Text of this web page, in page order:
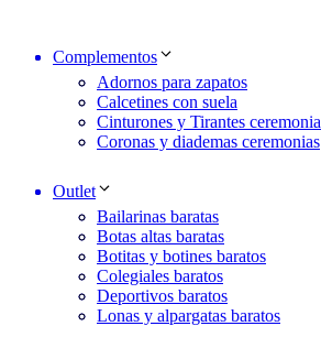
Complementos
Adornos para zapatos
Calcetines con suela
Cinturones y Tirantes ceremonia
Coronas y diademas ceremonias
Outlet
Bailarinas baratas
Botas altas baratas
Botitas y botines baratos
Colegiales baratos
Deportivos baratos
Lonas y alpargatas baratos